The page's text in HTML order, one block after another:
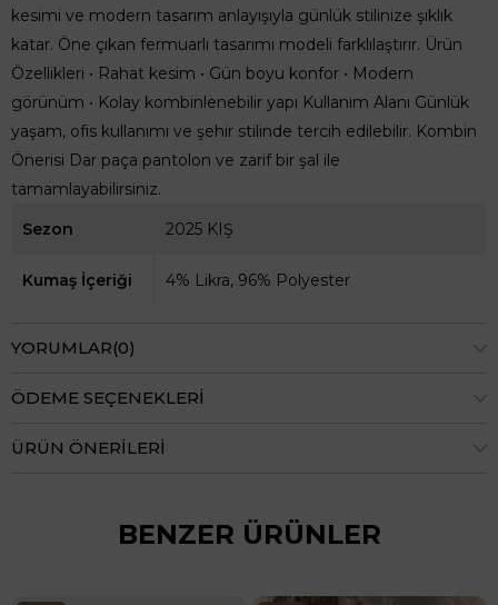
kesimi ve modern tasarım anlayışıyla günlük stilinize şıklık
katar. Öne çıkan fermuarlı tasarımı modeli farklılaştırır. Ürün
Özellikleri • Rahat kesim • Gün boyu konfor • Modern
görünüm • Kolay kombinlenebilir yapı Kullanım Alanı Günlük
yaşam, ofis kullanımı ve şehir stilinde tercih edilebilir. Kombin
Önerisi Dar paça pantolon ve zarif bir şal ile
tamamlayabilirsiniz.
Sezon
2025 KIŞ
Kumaş İçeriği 4% Likra, 96% Polyester
YORUMLAR(0)
ÖDEME SEÇENEKLERI
ÜRÜN ÖNERILERI
BENZER ÜRÜNLER